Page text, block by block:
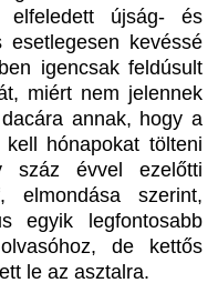
elfeledett újság- és
kevéssé
igencsak feldúsult
miért nem jelennek
annak, hogy a
hónapokat tölteni
száz évvel ezelőtti
elmondása szerint,
egyik legfontosabb
de kettős
le az asztalra.